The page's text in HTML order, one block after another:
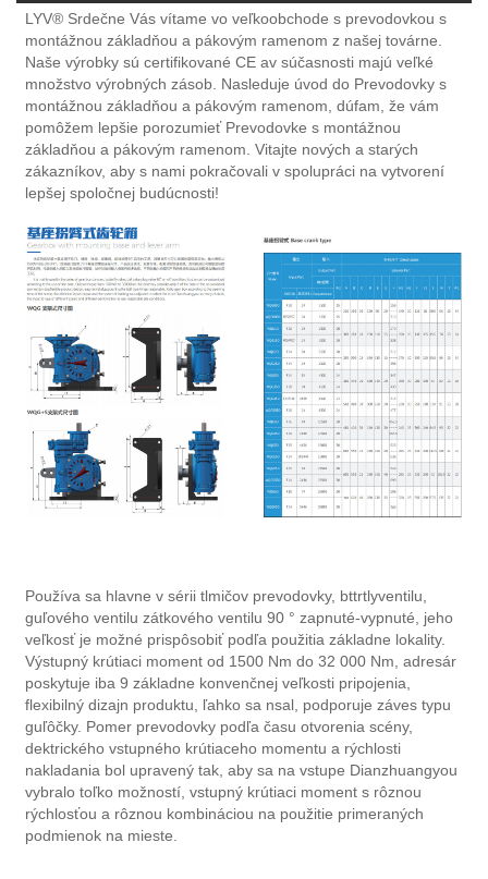
LYV® Srdečne Vás vítame vo veľkoobchode s prevodovkou s
montážnou základňou a pákovým ramenom z našej továrne.
Naše výrobky sú certifikované CE av súčasnosti majú veľké
množstvo výrobných zásob. Nasleduje úvod do Prevodovky s
montážnou základňou a pákovým ramenom, dúfam, že vám
pomôžem lepšie porozumieť Prevodovke s montážnou
základňou a pákovým ramenom. Vitajte nových a starých
zákazníkov, aby s nami pokračovali v spolupráci na vytvorení
lepšej spoločnej budúcnosti!
Používa sa hlavne v sérii tlmičov prevodovky, bttrtlyventilu,
guľového ventilu zátkového ventilu 90 ° zapnuté-vypnuté, jeho
veľkosť je možné prispôsobiť podľa použitia základne lokality.
Výstupný krútiaci moment od 1500 Nm do 32 000 Nm, adresár
poskytuje iba 9 základne konvenčnej veľkosti pripojenia,
flexibilný dizajn produktu, ľahko sa nsal, podporuje záves typu
guľôčky. Pomer prevodovky podľa času otvorenia scény,
dektrického vstupného krútiaceho momentu a rýchlosti
nakladania bol upravený tak, aby sa na vstupe Dianzhuangyou
vybralo toľko možností, vstupný krútiaci moment s rôznou
rýchlosťou a rôznou kombináciou na použitie primeraných
podmienok na mieste.